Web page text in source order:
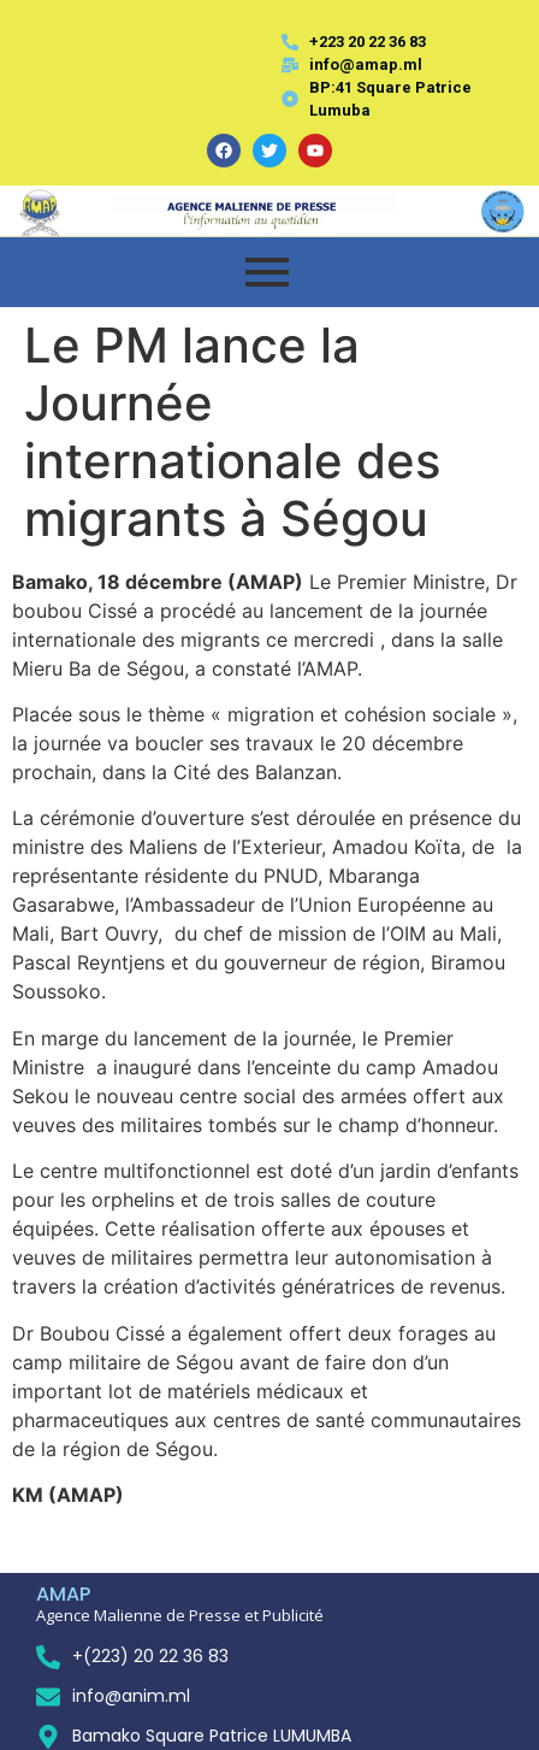
+223 20 22 36 83
info@amap.ml
BP:41 Square Patrice
Lumuba
Le PM lance la
Journée
internationale des
migrants à Ségou
Bamako, 18 décembre (AMAP) Le Premier Ministre, Dr
boubou Cissé a procédé au lancement de la journée
internationale des migrants ce mercredi , dans la salle
Mieru Ba de Ségou, a constaté l’AMAP.
Placée sous le thème « migration et cohésion sociale »,
la journée va boucler ses travaux le 20 décembre
prochain, dans la Cité des Balanzan.
La cérémonie d’ouverture s’est déroulée en présence du
ministre des Maliens de l’Exterieur, Amadou Koïta, de la
représentante résidente du PNUD, Mbaranga
Gasarabwe, l’Ambassadeur de l’Union Européenne au
Mali, Bart Ouvry, du chef de mission de l’OIM au Mali,
Pascal Reyntjens et du gouverneur de région, Biramou
Soussoko.
En marge du lancement de la journée, le Premier
Ministre a inauguré dans l’enceinte du camp Amadou
Sekou le nouveau centre social des armées offert aux
veuves des militaires tombés sur le champ d’honneur.
Le centre multifonctionnel est doté d’un jardin d’enfants
pour les orphelins et de trois salles de couture
équipées. Cette réalisation offerte aux épouses et
veuves de militaires permettra leur autonomisation à
travers la création d’activités génératrices de revenus.
Dr Boubou Cissé a également offert deux forages au
camp militaire de Ségou avant de faire don d’un
important lot de matériels médicaux et
pharmaceutiques aux centres de santé communautaires
de la région de Ségou.
KM (AMAP)
AMAP
Agence Malienne de Presse et Publicité
+(223) 20 22 36 83
info@anim.ml
Bamako Square Patrice LUMUMBA